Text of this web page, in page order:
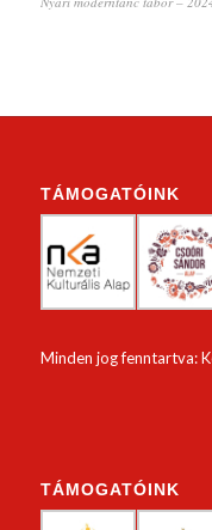
TÁMOGATÓINK
Minden jog fenntartva:
TÁMOGATÓINK